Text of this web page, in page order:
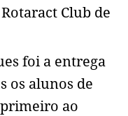
Club de
foi a entrega
os alunos de
ao